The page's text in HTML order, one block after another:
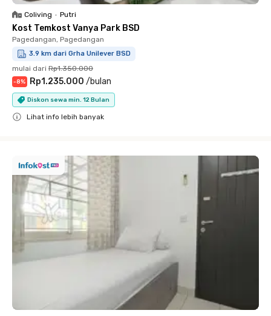
Coliving • Putri
Kost Temkost Vanya Park BSD
Pagedangan, Pagedangan
3.9 km dari Grha Unilever BSD
mulai dari Rp1.350.000
-8% Rp1.235.000 /bulan
Diskon sewa min. 12 Bulan
Lihat info lebih banyak